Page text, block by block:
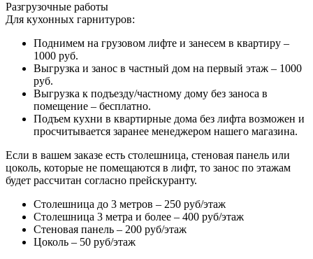
Разгрузочные работы
Для кухонных гарнитуров:
Поднимем на грузовом лифте и занесем в квартиру –
1000 руб.
Выгрузка и занос в частный дом на первый этаж – 1000
руб.
Выгрузка к подъезду/частному дому без заноса в
помещение – бесплатно.
Подъем кухни в квартирные дома без лифта возможен и
просчитывается заранее менеджером нашего магазина.
Если в вашем заказе есть столешница, стеновая панель или
цоколь, которые не помещаются в лифт, то занос по этажам
будет рассчитан согласно прейскуранту.
Столешница до 3 метров – 250 руб/этаж
Столешница 3 метра и более – 400 руб/этаж
Стеновая панель – 200 руб/этаж
Цоколь – 50 руб/этаж